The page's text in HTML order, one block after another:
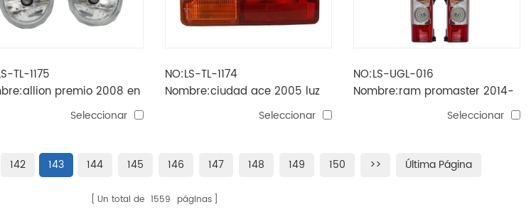
TL-1175
premio 2008 en
Seleccionar
NO:LS-TL-1174
Nombre:ciudad ace 2005 luz
Seleccionar
NO:LS-UGL-016
Nombre:ram promaster 2014-
2020 ee.uu.luz traseraSeleccionar
142 143 144 145 146 147 148 149 150 >> Última Página
Un total de 1559 páginas